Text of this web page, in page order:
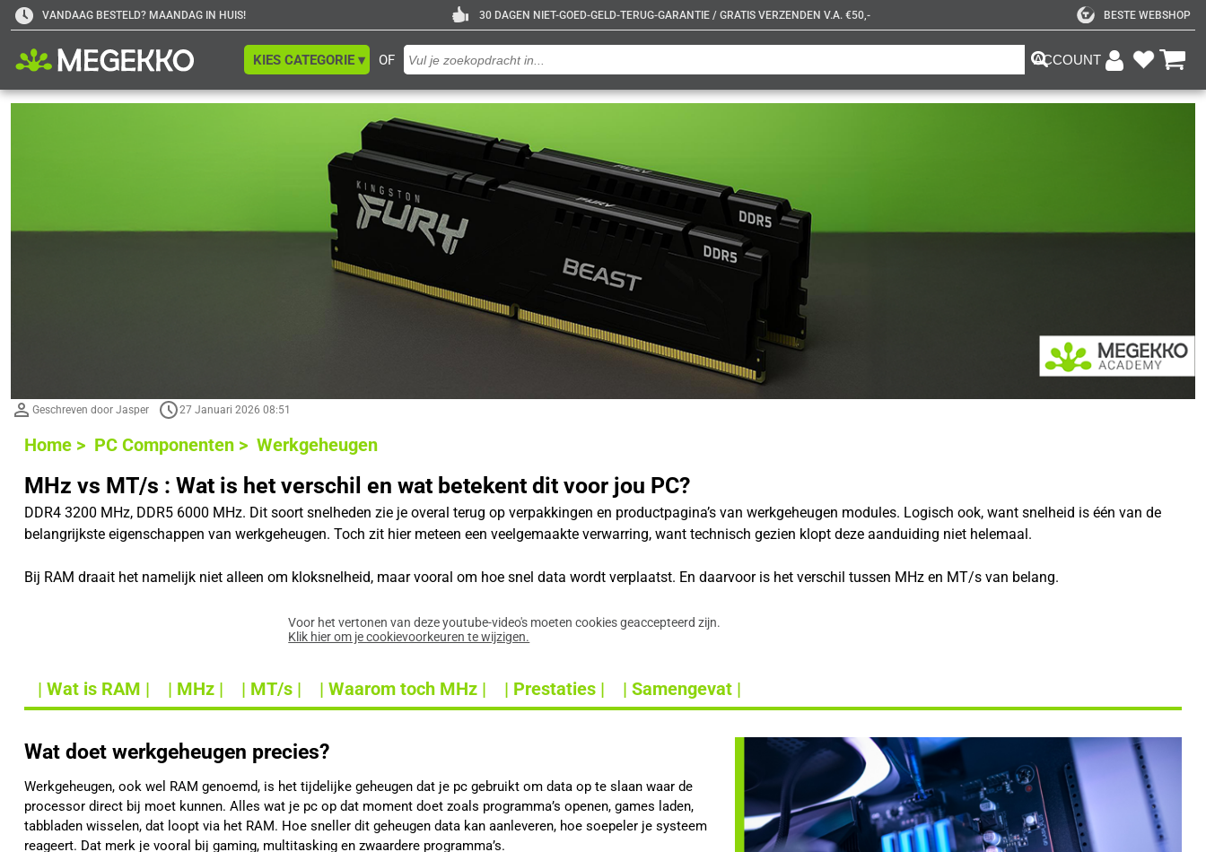
VANDAAG BESTELD? MAANDAG IN HUIS! 30 DAGEN NIET-GOED-GELD-TERUG-GARANTIE / GRATIS VERZENDEN V.A. €50,- BESTE WEBSHOP
OF
KIES CATEGORIE ▾ ACCOUNT
Geschreven door Jasper 27 Januari 2026 08:51
Home > PC Componenten > Werkgeheugen
MHz vs MT/s : Wat is het verschil en wat betekent dit voor jou PC?
DDR4 3200 MHz, DDR5 6000 MHz. Dit soort snelheden zie je overal terug op verpakkingen en productpagina’s van werkgeheugen modules. Logisch ook, want snelheid is één van de
belangrijkste eigenschappen van werkgeheugen. Toch zit hier meteen een veelgemaakte verwarring, want technisch gezien klopt deze aanduiding niet helemaal.
Bij RAM draait het namelijk niet alleen om kloksnelheid, maar vooral om hoe snel data wordt verplaatst. En daarvoor is het verschil tussen MHz en MT/s van belang.
Voor het vertonen van deze youtube-video's moeten cookies geaccepteerd zijn.
Klik hier om je cookievoorkeuren te wijzigen.
| Wat is RAM | | MHz | | MT/s | | Waarom toch MHz | | Prestaties | | Samengevat |
Wat doet werkgeheugen precies?
Werkgeheugen, ook wel RAM genoemd, is het tijdelijke geheugen dat je pc gebruikt om data op te slaan waar de
processor direct bij moet kunnen. Alles wat je pc op dat moment doet zoals programma’s openen, games laden,
tabbladen wisselen, dat loopt via het RAM. Hoe sneller dit geheugen data kan aanleveren, hoe soepeler je systeem
reageert. Dat merk je vooral bij gaming, multitasking en zwaardere programma’s.